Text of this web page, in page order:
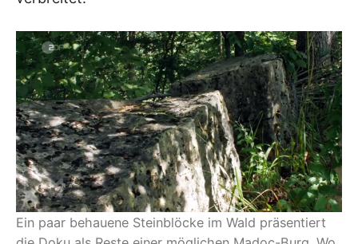
Ein paar behauene Steinblöcke im Wald präsentiert